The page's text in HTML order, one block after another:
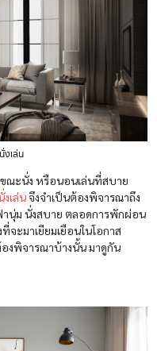
งเล่น
ณะนั่ง หรือนอนเล่นที่สบาย
เล่น จึงจำเป็นต้องพิจารณาถึง
านุ่ม นั่งสบาย ตลอดการพักผ่อน
ะมาเยียมเยือนในโอกาส
งพิจารณาบ้างนั้น มาดูกัน